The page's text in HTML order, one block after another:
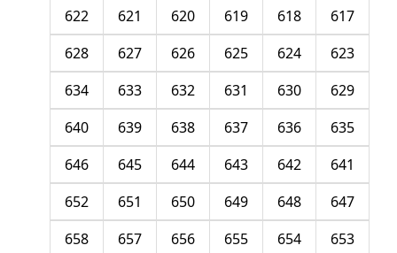
617
618
619
620
621
622
623
624
625
626
627
628
629
630
631
632
633
634
635
636
637
638
639
640
641
642
643
644
645
646
647
648
649
650
651
652
653
654
655
656
657
658